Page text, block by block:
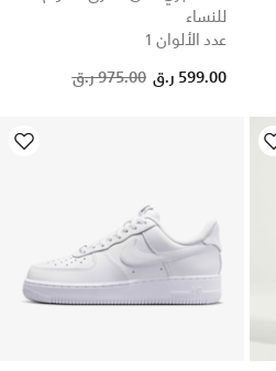
للنساء
عدد الألوان 1
Price reduced from
975.00 ر.ق to 599.00 ر.ق